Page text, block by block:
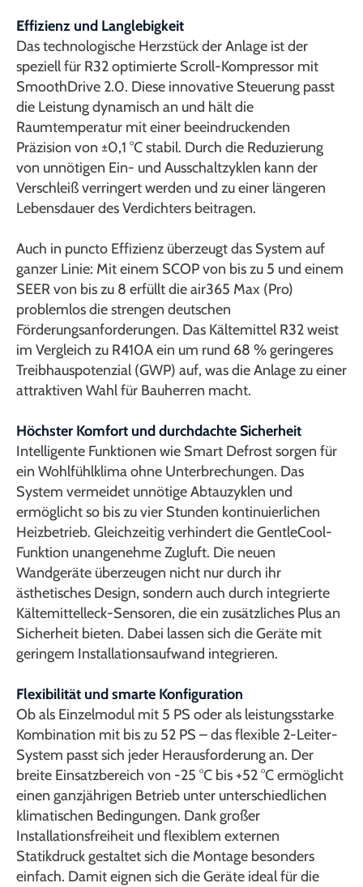
Effizienz und Langlebigkeit
Das technologische Herzstück der Anlage ist der
speziell für R32 optimierte Scroll-Kompressor mit
SmoothDrive 2.0. Diese innovative Steuerung passt
die Leistung dynamisch an und hält die
Raumtemperatur mit einer beeindruckenden
Präzision von ±0,1 °C stabil. Durch die Reduzierung
von unnötigen Ein- und Ausschaltzyklen kann der
Verschleiß verringert werden und zu einer längeren
Lebensdauer des Verdichters beitragen.
Auch in puncto Effizienz überzeugt das System auf
ganzer Linie: Mit einem SCOP von bis zu 5 und einem
SEER von bis zu 8 erfüllt die air365 Max (Pro)
problemlos die strengen deutschen
Förderungsanforderungen. Das Kältemittel R32 weist
im Vergleich zu R410A ein um rund 68 % geringeres
Treibhauspotenzial (GWP) auf, was die Anlage zu einer
attraktiven Wahl für Bauherren macht.
Höchster Komfort und durchdachte Sicherheit
Intelligente Funktionen wie Smart Defrost sorgen für
ein Wohlfühlklima ohne Unterbrechungen. Das
System vermeidet unnötige Abtauzyklen und
ermöglicht so bis zu vier Stunden kontinuierlichen
Heizbetrieb. Gleichzeitig verhindert die GentleCool-
Funktion unangenehme Zugluft. Die neuen
Wandgeräte überzeugen nicht nur durch ihr
ästhetisches Design, sondern auch durch integrierte
Kältemittelleck-Sensoren, die ein zusätzliches Plus an
Sicherheit bieten. Dabei lassen sich die Geräte mit
geringem Installationsaufwand integrieren.
Flexibilität und smarte Konfiguration
Ob als Einzelmodul mit 5 PS oder als leistungsstarke
Kombination mit bis zu 52 PS – das flexible 2-Leiter-
System passt sich jeder Herausforderung an. Der
breite Einsatzbereich von -25 °C bis +52 °C ermöglicht
einen ganzjährigen Betrieb unter unterschiedlichen
klimatischen Bedingungen. Dank großer
Installationsfreiheit und flexiblem externen
Statikdruck gestaltet sich die Montage besonders
einfach. Damit eignen sich die Geräte ideal für die